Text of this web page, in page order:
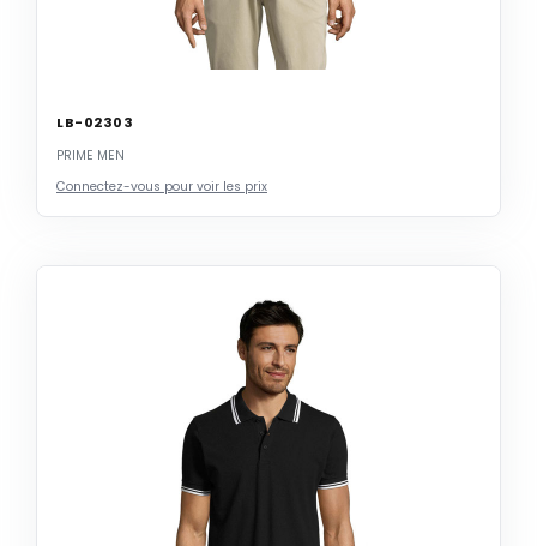
LB-02303
PRIME MEN
Connectez-vous pour voir les prix